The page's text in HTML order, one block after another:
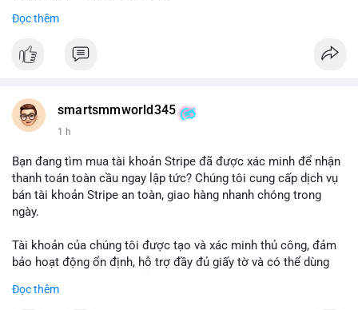
Lưu ý: Việc mua bán tài khoản có thể vi phạm điều khoản dịch
Đọc thêm
smartsmmworld345
1 h
Bạn đang tìm mua tài khoản Stripe đã được xác minh để nhận
thanh toán toàn cầu ngay lập tức? Chúng tôi cung cấp dịch vụ
bán tài khoản Stripe an toàn, giao hàng nhanh chóng trong
ngày.
Tài khoản của chúng tôi được tạo và xác minh thủ công, đảm
bảo hoạt động ổn định, hỗ trợ đầy đủ giấy tờ và có thể dùng
Đọc thêm